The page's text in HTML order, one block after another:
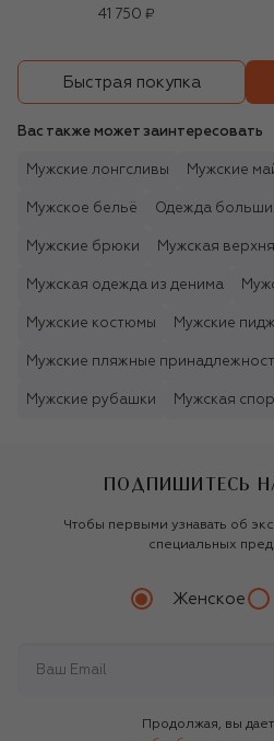
41 750 ₽
Быстрая покупка
Вас также может заинтересовать
Мужские лонгсливы Мужские
Мужское бельё Одежда
Мужские брюки Мужская
Мужская одежда из денима
Мужские костюмы Мужские
Мужские пляжные
Мужские рубашки Мужская
ПОДПИШИТЕСЬ
Чтобы первыми узнавать об
специальных
Женское
Продолжая, вы